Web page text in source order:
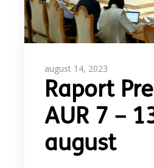
august 14, 2023
Raport
AUR 7 –
august